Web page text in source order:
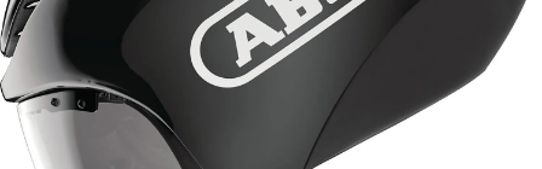
På lager
Gå til butik